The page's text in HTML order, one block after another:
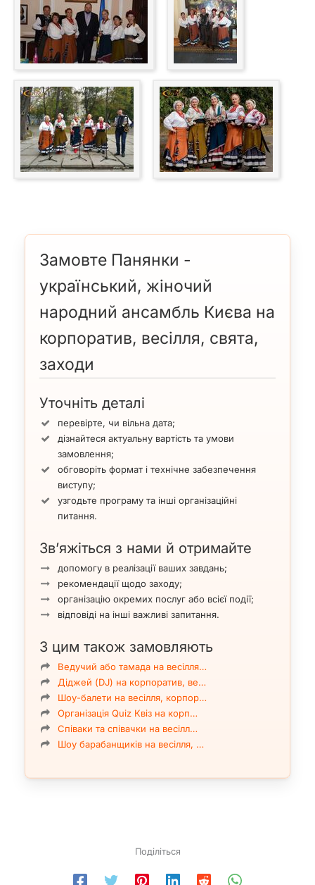
Замовте Панянки -
український, жіночий
народний ансамбль Києва на
корпоратив, весілля, свята,
заходи
Уточніть деталі
перевірте, чи вільна дата;
дізнайтеся актуальну вартість та умови
замовлення;
обговоріть формат і технічне забезпечення
виступу;
узгодьте програму та інші організаційні
питання.
Зв’яжіться з нами й отримайте
допомогу в реалізації ваших завдань;
рекомендації щодо заходу;
організацію окремих послуг або всієї події;
відповіді на інші важливі запитання.
З цим також замовляють
Ведучий або тамада на весілля…
Діджей (DJ) на корпоратив, ве…
Шоу-балети на весілля, корпор…
Організація Quiz Квіз на корп…
Співаки та співачки на весілл…
Шоу барабанщиків на весілля, …
Поділіться